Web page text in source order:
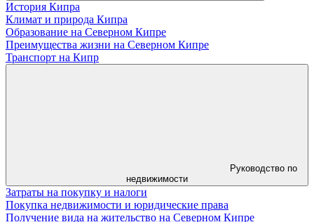
История Кипра
Климат и природа Кипра
Образование на Северном Кипре
Преимущества жизни на Северном Кипре
Транспорт на Кипр
Руководство по
недвижимости
Затраты на покупку и налоги
Покупка недвижимости и юридические права
Получение вида на жительство на Северном Кипре